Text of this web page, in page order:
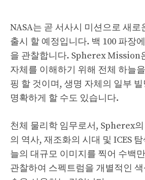
NASA는 곧 서사시 미션으로 새로
출시 할 예정입니다. 백 100 파장
을 관찰합니다. Spherex Mission
자체를 이해하기 위해 전체 하늘
핑 할 것이며, 생명 자체의 일부
명확하게 할 수도 있습니다.
천체 물리학 임무로서, Spherex
의 역사, 재조화의 시대 및 ICES
늘의 대규모 이미지를 찍어 수백
관찰하여 스펙트럼을 개별적인